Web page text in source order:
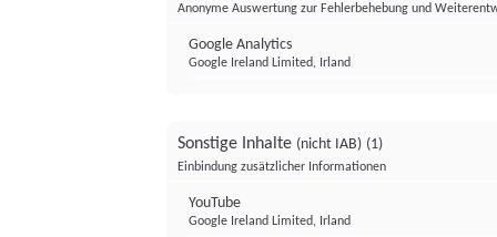
Anonyme Auswertung zur Fehlerbehebung und
Google Analytics
Google Ireland Limited, Irland
Sonstige Inhalte (nicht IAB) (1)
Einbindung zusätzlicher Informationen
YouTube
Google Ireland Limited, Irland